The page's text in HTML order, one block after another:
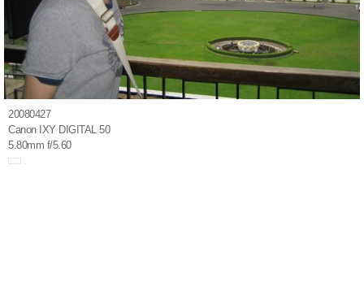
20080427
Canon IXY DIGITAL 50
5.80mm f/5.60